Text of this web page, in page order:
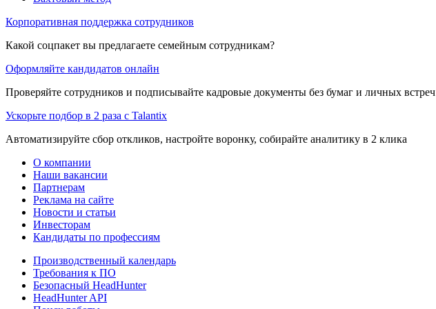
Корпоративная поддержка сотрудников
Какой соцпакет вы предлагаете семейным сотрудникам?
Оформляйте кандидатов онлайн
Проверяйте сотрудников и подписывайте кадровые документы без бумаг и личных встреч
Ускорьте подбор в 2 раза с Talantix
Автоматизируйте сбор откликов, настройте воронку, собирайте аналитику в 2 клика
О компании
Наши вакансии
Партнерам
Реклама на сайте
Новости и статьи
Инвесторам
Кандидаты по профессиям
Производственный календарь
Требования к ПО
Безопасный HeadHunter
HeadHunter API